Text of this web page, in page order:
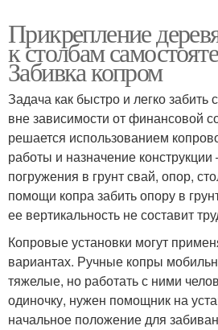
Прикрепление
к столбам
Забивка копром
Задача как быстро и легко забить
вне зависимости от финансовой
решается использованием
работы и назначение конструкции
погружения в грунт свай, опор,
помощи копра забить опору в
ее вертикальность не составит
Копровые установки могут
вариантах. Ручные копры
тяжелые, но работать с ними
одиночку, нужен помощник на
начальное положение для